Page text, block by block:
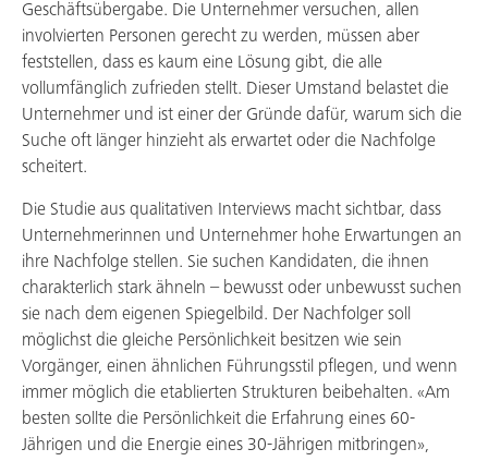
Geschäftsübergabe. Die Unternehmer versuchen, allen
involvierten Personen gerecht zu werden, müssen aber
feststellen, dass es kaum eine Lösung gibt, die alle
vollumfänglich zufrieden stellt. Dieser Umstand belastet die
Unternehmer und ist einer der Gründe dafür, warum sich die
Suche oft länger hinzieht als erwartet oder die Nachfolge
scheitert.
Die Studie aus qualitativen Interviews macht sichtbar, dass
Unternehmerinnen und Unternehmer hohe Erwartungen an
ihre Nachfolge stellen. Sie suchen Kandidaten, die ihnen
charakterlich stark ähneln – bewusst oder unbewusst suchen
sie nach dem eigenen Spiegelbild. Der Nachfolger soll
möglichst die gleiche Persönlichkeit besitzen wie sein
Vorgänger, einen ähnlichen Führungsstil pflegen, und wenn
immer möglich die etablierten Strukturen beibehalten. «Am
besten sollte die Persönlichkeit die Erfahrung eines 60-
Jährigen und die Energie eines 30-Jährigen mitbringen»,